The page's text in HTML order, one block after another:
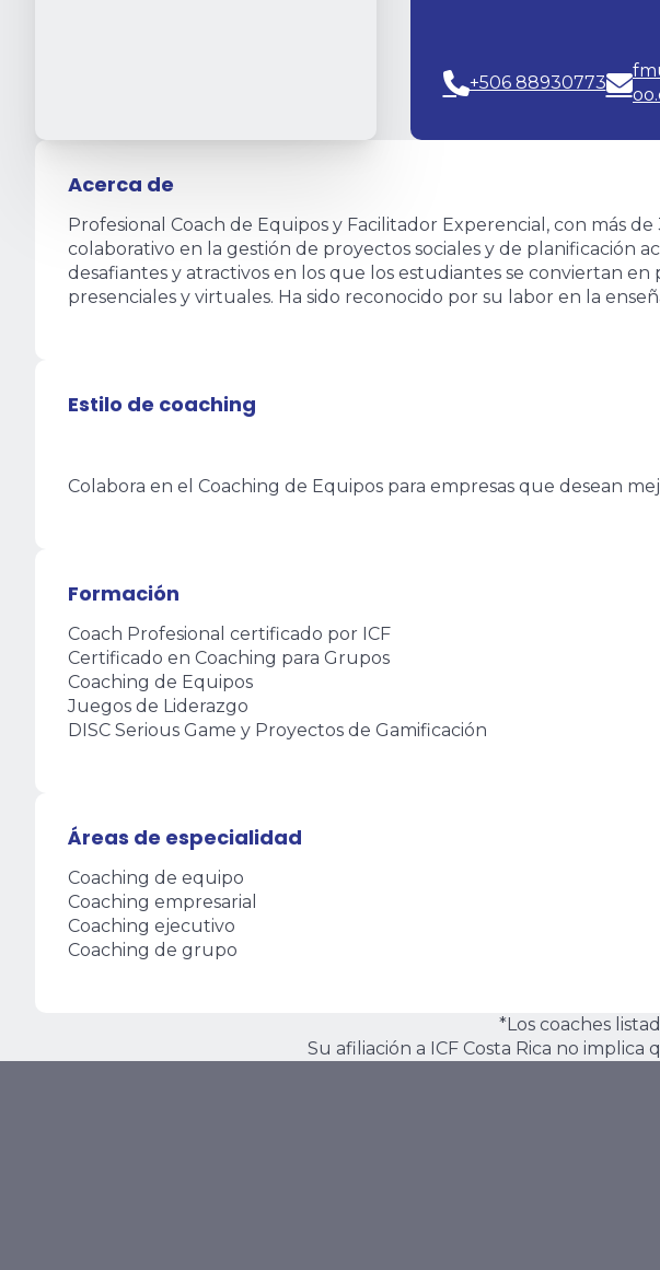
+506 88930773
Acerca de
Profesional Coach de Equipos y Facilitador Experencial, con más
colaborativo en la gestión de proyectos sociales y de planificación
desafiantes y atractivos en los que los estudiantes se conviertan
presenciales y virtuales. Ha sido reconocido por su labor en la
Estilo de coaching
Colabora en el Coaching de Equipos para empresas que desean
Formación
Coach Profesional certificado por ICF
Certificado en Coaching para Grupos
Coaching de Equipos
Juegos de Liderazgo
DISC Serious Game y Proyectos de Gamificación
Áreas de especialidad
Coaching de equipo
Coaching empresarial
Coaching ejecutivo
Coaching de grupo
*Los coaches
Su afiliación a ICF Costa Rica no